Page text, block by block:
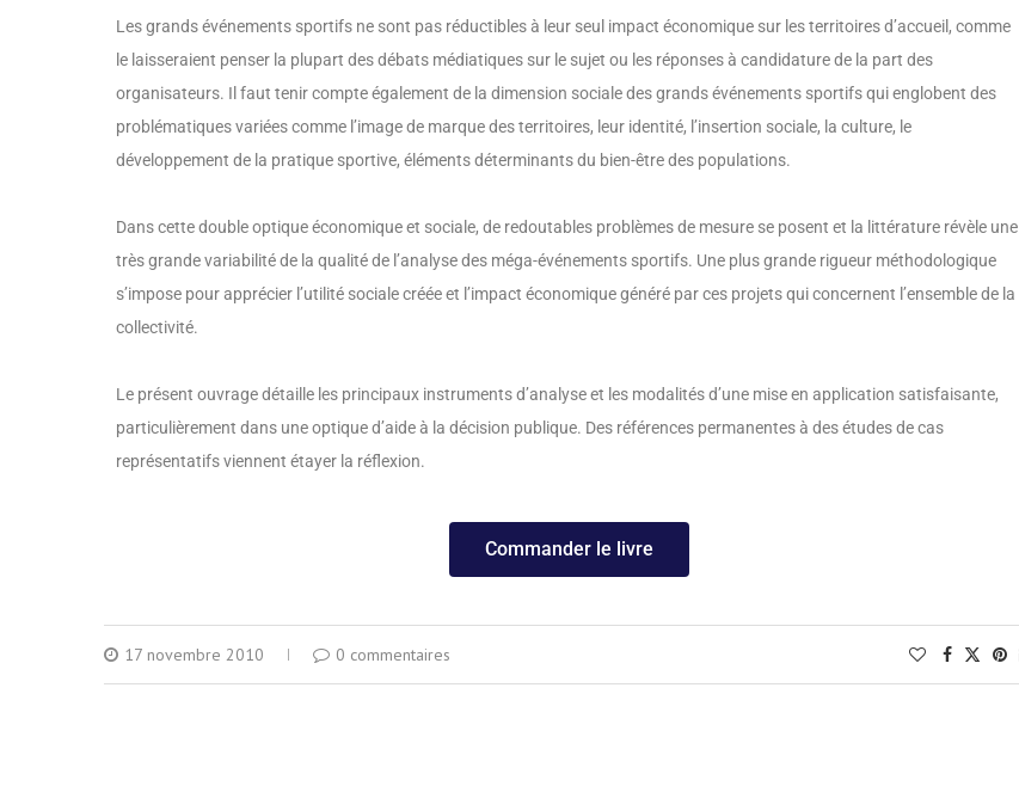
Les grands événements sportifs ne sont pas réductibles à leur seul impact économique sur les territoires d’accueil, comme
le laisseraient penser la plupart des débats médiatiques sur le sujet ou les réponses à candidature de la part des
organisateurs. Il faut tenir compte également de la dimension sociale des grands événements sportifs qui englobent des
problématiques variées comme l’image de marque des territoires, leur identité, l’insertion sociale, la culture, le
développement de la pratique sportive, éléments déterminants du bien-être des populations.
Dans cette double optique économique et sociale, de redoutables problèmes de mesure se posent et la littérature révèle une
très grande variabilité de la qualité de l’analyse des méga-événements sportifs. Une plus grande rigueur méthodologique
s’impose pour apprécier l’utilité sociale créée et l’impact économique généré par ces projets qui concernent l’ensemble de la
collectivité.
Le présent ouvrage détaille les principaux instruments d’analyse et les modalités d’une mise en application satisfaisante,
particulièrement dans une optique d’aide à la décision publique. Des références permanentes à des études de cas
représentatifs viennent étayer la réflexion.
Commander le livre
17 novembre 2010 0 commentaires